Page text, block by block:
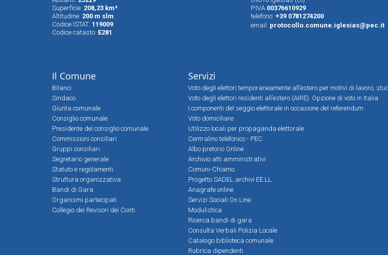
Superfìcie: 208,23 km²
Altitudine: 200 m slm
Codice ISTAT: 119009
Codice catasto: E281
P.IVA 00376610929
telefono: +39 0781274200
email: protocollo.comune.iglesias@pec.it
Il Comune
Bilanci
Sindaco
Giunta comunale
Consiglio comunale
Presidente del consiglio comunale
Commissioni consiliari
Gruppi consiliari
Segretario generale
Statuto e regolamenti
Struttura organizzativa
Bandi di Gara
Organismi partecipati
Collegio dei Revisori dei Conti
Servizi
Voto degli elettori temporaneamente all’estero per motivi di lavoro,
Voto degli elettori residenti all’estero (AIRE). Opzione di voto in Italia
I componenti del seggio elettorale in occasione del referendum
Voto domiciliare
Utilizzo locali per propaganda elettorale
Centralino telefonico - PEC
Albo pretorio Online
Archivio atti amministrativi
Comuni-Chiamo
Progetto SADEL archivi EE.LL.
Anagrafe online
Servizi Sociali On Line
Modulistica
Ricerca bandi di gara
Consulta Verbali Polizia Locale
Catalogo biblioteca comunale
Rubrica dipendenti